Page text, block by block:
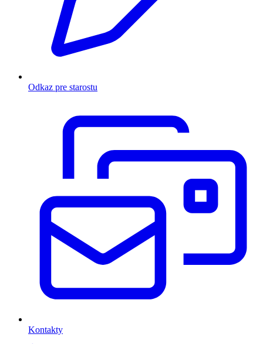
Odkaz pre starostu
Kontakty